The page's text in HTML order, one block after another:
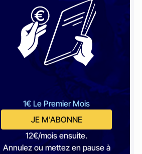
1€ Le Premier Mois
JE M'ABONNE
12€/mois ensuite.
Annulez ou mettez en pause à